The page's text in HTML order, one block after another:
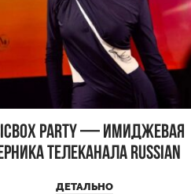
PARTY — имиджевая
телеканала RUSSIAN
ДЕТАЛЬНО